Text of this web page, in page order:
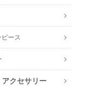
ース
クセサリー